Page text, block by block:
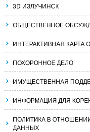
3D ИЗЛУЧИНСК
ОБЩЕСТВЕННОЕ
ИНТЕРАКТИВНАЯ КАРТА
ПОХОРОННОЕ ДЕЛО
ИМУЩЕСТВЕННАЯ
ИНФОРМАЦИЯ ДЛЯ
ПОЛИТИКА В
ДАННЫХ